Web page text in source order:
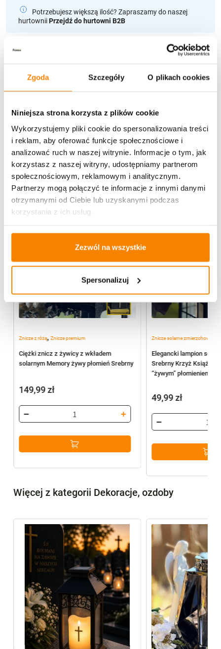
Zgoda Szczegóły O plikach cookies
Niniejsza strona korzysta z plików cookie
Wykorzystujemy pliki cookie do spersonalizowania treści
i reklam, aby oferować funkcje społecznościowe i
analizować ruch w naszej witrynie. Informacje o tym, jak
korzystasz z naszej witryny, udostępniamy partnerom
społecznościowym, reklamowym i analitycznym.
Partnerzy mogą połączyć te informacje z innymi danymi
otrzymanymi od Ciebie lub uzyskanymi podczas
korzystania z ich usług.
Zezwól na wszystkie
Spersonalizuj
Potrzebujesz większą ilość? Zapraszamy do naszej
hurtowniiPrzejdź do hurtowni B2B
Opinie klientów
Może spodoba się również…
Znicze z różą, Znicze premium
Ciężki znicz z żywicy z wkładem
solarnym Memory żywy płomień Srebrny
149,99zł
Znicze solarne zmierzchowe
Elegancki lampion
Srebrny Krzyż Książka
“żywym” płomieniem
49,99zł
Więcej z kategorii Dekoracje, ozdoby